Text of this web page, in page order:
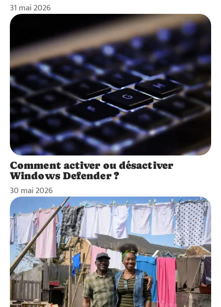
31 mai 2026
Comment activer ou désactiver
Windows Defender ?
30 mai 2026